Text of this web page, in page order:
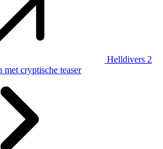
Helldivers 2
cryptische teaser